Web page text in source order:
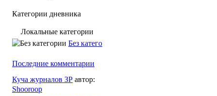
Категории дневника
Локальные категории
Без категории
Последние комментарии
Куча журналов ЗР автор:
Shooroop